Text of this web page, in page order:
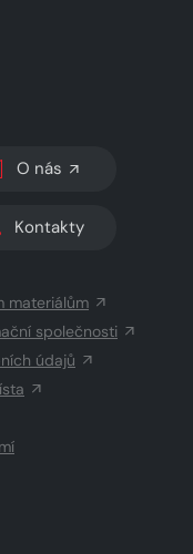
SVĚTLÝ/TMAVÝ REŽIM
O nás
Kontakty
materiálům
společnosti
údajů